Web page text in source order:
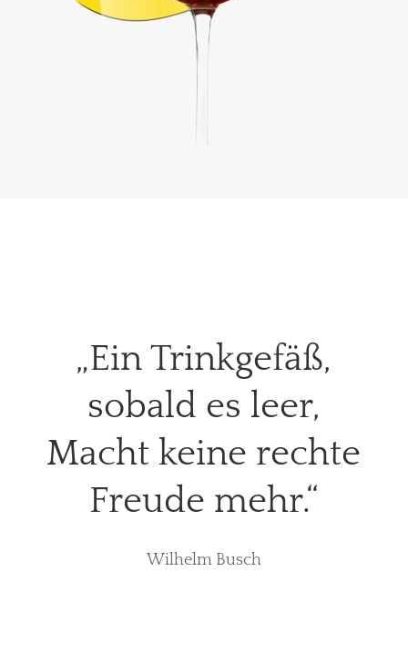
„Ein Trinkgefäß,
sobald es leer,
Macht keine rechte
Freude mehr.“
Wilhelm Busch